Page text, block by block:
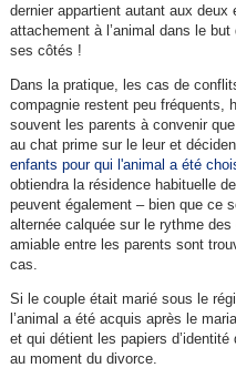
dernier appartient autant aux
attachement à l’animal dans le
ses côtés !
Dans la pratique, les cas de
compagnie restent peu fréquents,
souvent les parents à convenir
au chat prime sur le leur et
enfants pour qui l'animal a été
obtiendra la résidence habituelle
peuvent également – bien que ce
alternée calquée sur le rythme
amiable entre les parents sont
cas.
Si le couple était marié sous le
l’animal a été acquis après le
et qui détient les papiers
au moment du divorce.